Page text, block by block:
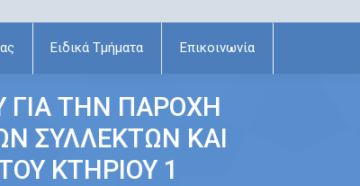
Ειδικά Τμήματα Επικοινωνία
ΓΙΑ ΤΗΝ ΠΑΡΟΧΗ
ΣΥΛΛΕΚΤΩΝ ΚΑΙ
ΚΤΗΡΙΟΥ 1